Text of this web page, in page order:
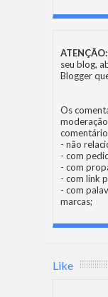
ATENÇÃO:
seu blog,
Blogger
Os
- não
- com
- com
- com link
- com
marcas;
Like